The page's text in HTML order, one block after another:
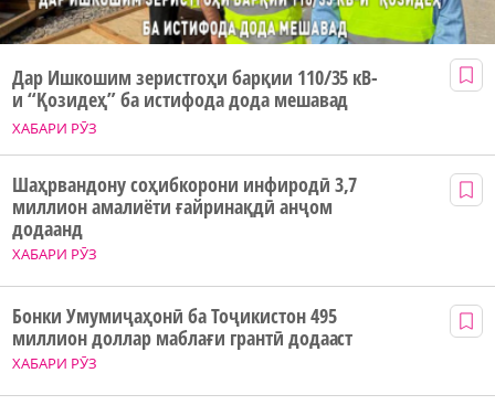
ХАБАРИ РӮЗ
Дар Ишкошим зеристгоҳи барқии 110/35 кВ-
и “Қозидеҳ” ба истифода дода мешавад
ХАБАРИ РӮЗ
Шаҳрвандону соҳибкорони инфиродӣ 3,7
миллион амалиёти ғайринақдӣ анҷом
додаанд
ХАБАРИ РӮЗ
Бонки Умумиҷаҳонӣ ба Тоҷикистон 495
миллион доллар маблағи грантӣ додааст